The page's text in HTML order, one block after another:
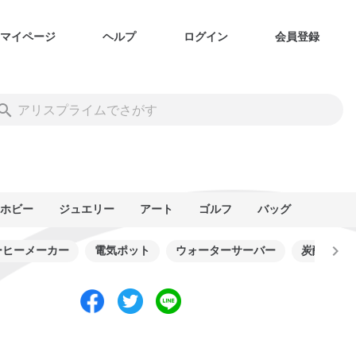
マイページ ヘルプ ログイン 会員登録
ホビー ジュエリー アート ゴルフ バッグ
ーメーカー 電気ポット ウォーターサーバー 炭酸水メ